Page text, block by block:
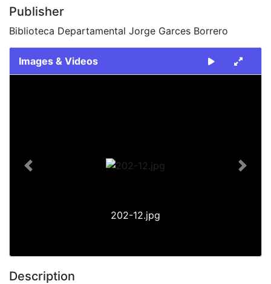
Publisher
Biblioteca Departamental Jorge Garces Borrero
Images & Videos
202-12.jpg
Previous Next
Description